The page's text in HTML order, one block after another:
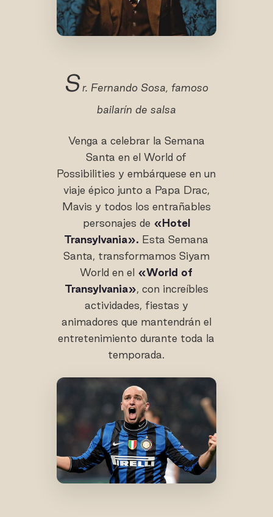
Sr. Fernando Sosa, famoso
bailarín de salsa
Venga a celebrar la Semana
Santa en el World of
Possibilities y embárquese en un
viaje épico junto a Papa Drac,
Mavis y todos los entrañables
personajes de «Hotel
Transylvania». Esta Semana
Santa, transformamos Siyam
World en el «World of
Transylvania», con increíbles
actividades, fiestas y
animadores que mantendrán el
entretenimiento durante toda la
temporada.